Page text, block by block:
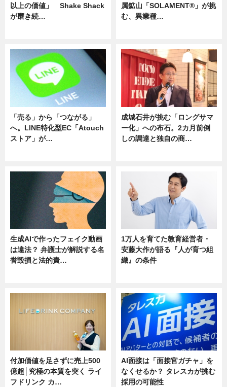
以上の価値」 Shake Shack
が磨き続…
属鉱山「SOLAMENT®」が挑
む、異業種…
「売る」から「つながる」
へ。LINE特化型EC「Atouch
ストア」が…
成城石井が挑む「ロングサマ
ー化」への布石。2カ月前倒
しの調達と独自の商…
生成AIで作ったフェイク動画
は違法？ 弁護士が解説する名
誉毀損と法的責…
1万人を育てた教育経営者・
安藤大作が語る『人が育つ組
織』の条件
付加価値を足さずに売上500
億超│究極の本質を突く ライ
フドリンク カ…
AI面接は「面接官ガチャ」を
なくせるか？ タレスカが挑む
採用の可能性